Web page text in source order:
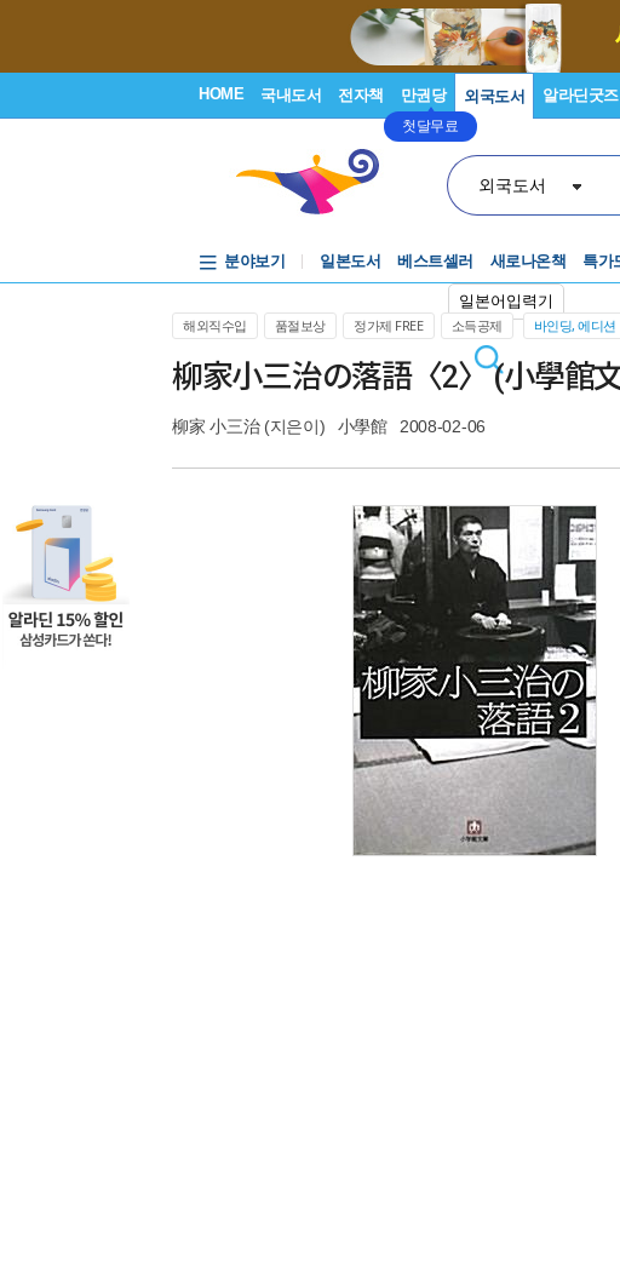
HOME 국내도서 전자책 만권당
첫달무료
외국도서 알라딘굿즈
외국도서
일본어입력기
분야보기 일본도서 베스트셀러 새로나온책 특가
해외직수입 품절보상 정가제 FREE 소득공제 바인딩, 에디션
柳家小三治の落語〈2〉 (小學館
柳家 小三治(지은이) 小學館 2008-02-06